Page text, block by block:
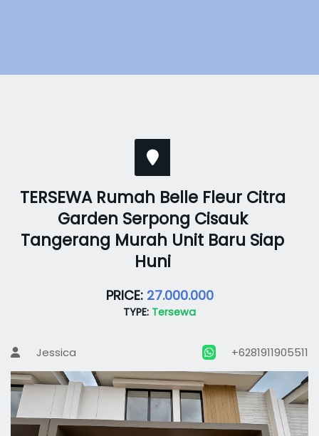
TERSEWA Rumah Belle Fleur Citra
Garden Serpong Cisauk
Tangerang Murah Unit Baru Siap
Huni
PRICE:27.000.000
TYPE: Tersewa
Jessica +6281911905511